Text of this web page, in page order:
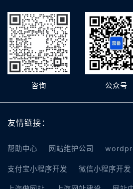
咨询 公众号
友情链接：
帮助中心 网站维护公司
支付宝小程序开发 微信小程序开发